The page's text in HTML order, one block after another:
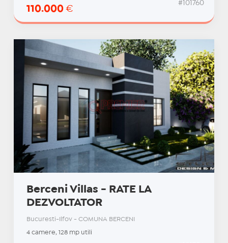
110.000 €
#101760
Berceni Villas - RATE LA
DEZVOLTATOR
Bucuresti-Ilfov - COMUNA BERCENI
4 camere, 128 mp utili